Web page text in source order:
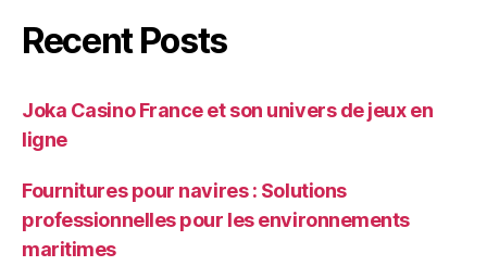
Recent Posts
Joka Casino France et son univers de jeux en
ligne
Fournitures pour navires : Solutions
professionnelles pour les environnements
maritimes